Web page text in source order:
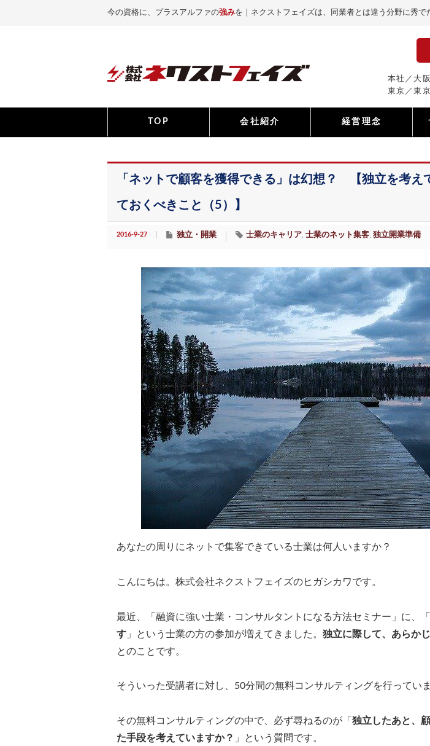
今の資格に、プラスアルファの強みを｜ネクストフェイズは、同業者とは違う分野に秀
本社／大
東京／東
TOP 会社紹介 経営理念
「ネットで顧客を獲得できる」は幻想？ 【独立を考え
ておくべきこと（5）】
2016-9-27 独立・開業 士業のキャリア 士業のネット集客 独立開業準備
あなたの周りにネットで集客できている士業は何人いますか？
こんにちは。株式会社ネクストフェイズのヒガシカワです。
最近、「融資に強い士業・コンサルタントになる方法セミナー」に、「
す 」という士業の方の参加が増えてきました。 独立に際して、あらか
とのことです。
そういった受講者に対し、50分間の無料コンサルティングを行っていま
その無料コンサルティングの中で、必ず尋ねるのが「 独立したあと、
た手段を考えていますか？ 」という質問です。